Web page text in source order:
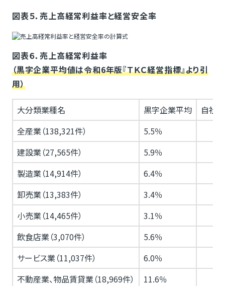
図表５．売上高経常利益率と経営安全率
図表６．売上高経常利益率
（黒字企業平均値は令和6年版『ＴＫＣ経営指標』より引
用）
大分類業種名 黒字企業平均
自社
全産業（138,321件）
5.5％
建設業（27,565件）
5.9％
製造業（14,914件）
6.4％
卸売業（13,383件）
3.4％
小売業（14,465件）
3.1％
飲食店業（3,070件）
5.6％
サービス業（11,037件）
6.0％
不動産業、物品賃貸業（18,969件）
11.6％